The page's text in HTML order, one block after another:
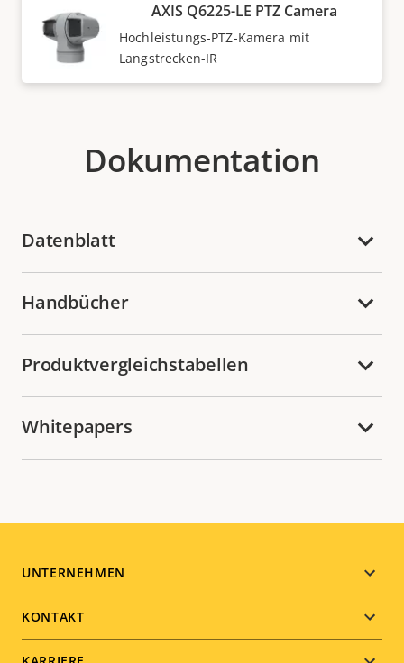
AXIS Q6225-LE PTZ Camera
Hochleistungs-PTZ-Kamera mit
Langstrecken-IR
Dokumentation
Datenblatt
Handbücher
Produktvergleichstabellen
Whitepapers
Footer
menu
UNTERNEHMEN
KONTAKT